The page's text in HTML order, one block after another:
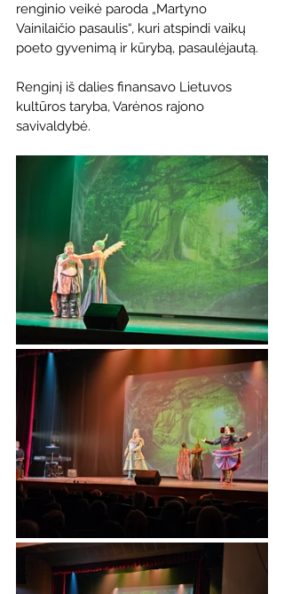
renginio veikė paroda „Martyno
Vainilaičio pasaulis“, kuri atspindi vaikų
poeto gyvenimą ir kūrybą, pasaulėjautą.
Renginį iš dalies finansavo Lietuvos
kultūros taryba, Varėnos rajono
savivaldybė.